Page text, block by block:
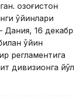
Қозоғистон
ўйинлари
Дания, 16 декабр
ўйин
регламентига
дивизионга йўл